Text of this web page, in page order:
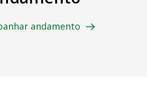
andamento